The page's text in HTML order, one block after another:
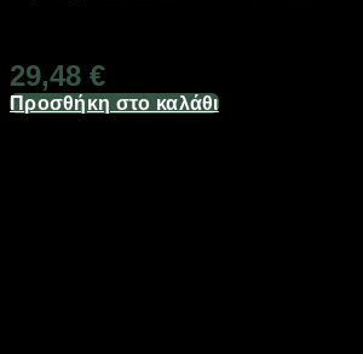
29,48 €
Προσθήκη στο καλάθι